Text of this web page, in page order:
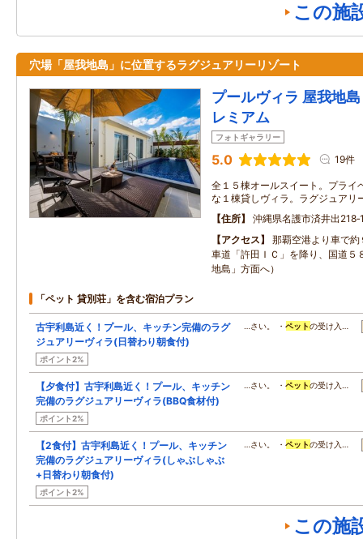
この施
穴場「屋我地島」に位置するラグジュアリーリゾート
プールヴィラ 屋我地
レミアム
フォトギャラリー
5.0 19件
全１５棟オールスイート。プライ
な１棟貸しヴィラ。ラグジュアリ
住所
沖縄県名護市済井出
アクセス
那覇空港より車で
車道「許田ＩＣ」を降り、国道５
地島」方面へ）
「ペット 貸別荘」を含む宿泊プラン
古宇利島近く！プール、キッチン完備のラグ
ジュアリーヴィラ(日替わり朝食付)
ポイント2%
…さい。 ・ペットの受け入…
【夕食付】古宇利島近く！プール、キッチン
完備のラグジュアリーヴィラ(BBQ食材付)
ポイント2%
…さい。 ・ペットの受け入…
【2食付】古宇利島近く！プール、キッチン
完備のラグジュアリーヴィラ(しゃぶしゃぶ
+日替わり朝食付)
ポイント2%
…さい。 ・ペットの受け入…
この施